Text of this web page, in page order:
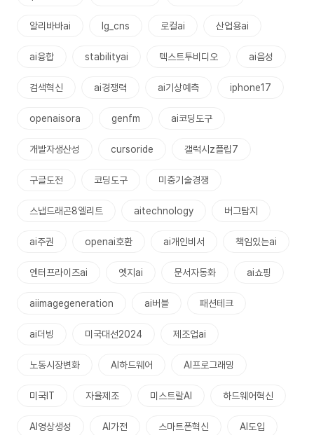
알리바바ai lg_cns 로컬ai 산업용ai
ai융합 stabilityai 텍스트투비디오 ai음성
검색혁신 ai경쟁력 ai기상예측 iphone17
openaisora genfm ai코딩도구
개발자생산성 cursoride 갤럭시z플립7
구글도전 코딩도구 미중기술경쟁
스냅드래곤8엘리트 aitechnology 버그탐지
ai주권 openai호환 ai개인비서 책임있는ai
엔터프라이즈ai 엣지ai 문서자동화 ai쇼핑
aiimagegeneration ai버블 패션테크
ai더빙 미국대선2024 제조업ai
노동시장변화 AI하드웨어 AI프로그래밍
미국IT 자율제조 미스트랄AI 하드웨어혁신
AI영상생성 AI가전 스마트폰혁신 AI도입